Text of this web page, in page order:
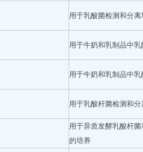
用于乳酸菌检测和分离
用于牛奶和乳制品中
用于牛奶和乳制品中
用于乳酸杆菌检测和分
用于异质发酵乳酸杆
的培养